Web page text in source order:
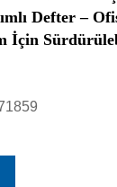
Defter –
İçin